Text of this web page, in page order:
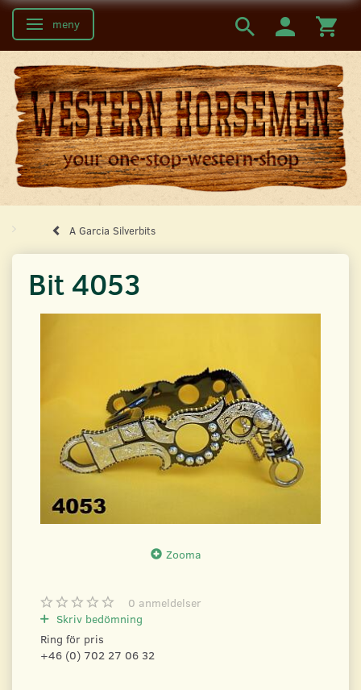
Ändra navigering
meny
A Garcia Silverbits
Bit 4053
Zooma
0 anmeldelser
Skriv bedömning
Ring för pris
+46 (0) 702 27 06 32